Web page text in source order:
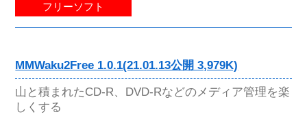
フリーソフト
MMWaku2Free 1.0.1(21.01.13公開 3,979K)
山と積まれたCD-R、DVD-Rなどのメディア管理を楽
しくする